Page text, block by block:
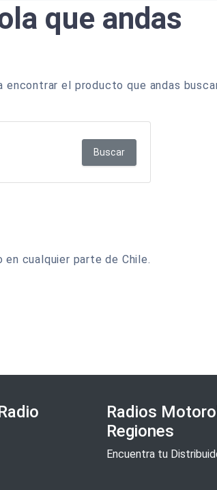
que andas
el producto que andas
Buscar
cualquier parte de Chile.
Radios
Regiones
Encuentra tu